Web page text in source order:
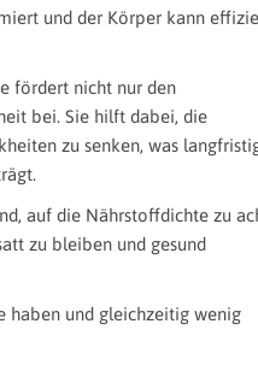
und der Körper kann
fördert nicht nur den
bei. Sie hilft dabei, die
zu senken, was
auf die Nährstoffdichte zu
zu bleiben und gesund
haben und gleichzeitig wenig